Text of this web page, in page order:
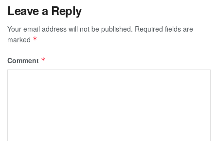
Leave a Reply
Your email address will not be published. Required fields are
marked *
Comment *